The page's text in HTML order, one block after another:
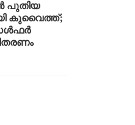
പുതിയ
കുവൈത്ത്;